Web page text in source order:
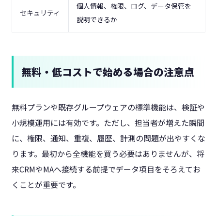
セキュリティ
個人情報、権限、ログ、データ保管を
説明できるか
無料・低コストで始める場合の注意点
無料プランや既存グループウェアの標準機能は、検証や
小規模運用には有効です。ただし、担当者が増えた瞬間
に、権限、通知、重複、履歴、計測の問題が出やすくな
ります。最初から全機能を買う必要はありませんが、将
来CRMやMAへ接続する前提でデータ項目をそろえてお
くことが重要です。